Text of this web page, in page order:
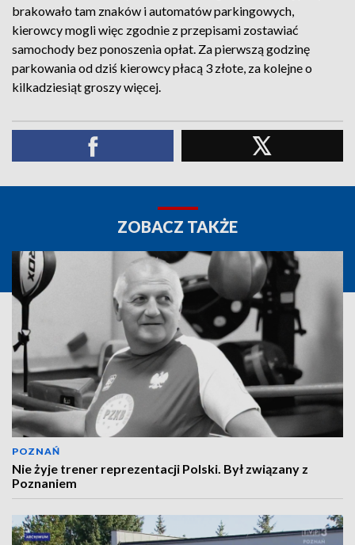
brakowało tam znaków i automatów parkingowych,
kierowcy mogli więc zgodnie z przepisami zostawiać
samochody bez ponoszenia opłat. Za pierwszą godzinę
parkowania od dziś kierowcy płacą 3 złote, za kolejne o
kilkadziesiąt groszy więcej.
ZOBACZ TAKŻE
POZNAŃ
Nie żyje trener reprezentacji Polski. Był związany z
Poznaniem